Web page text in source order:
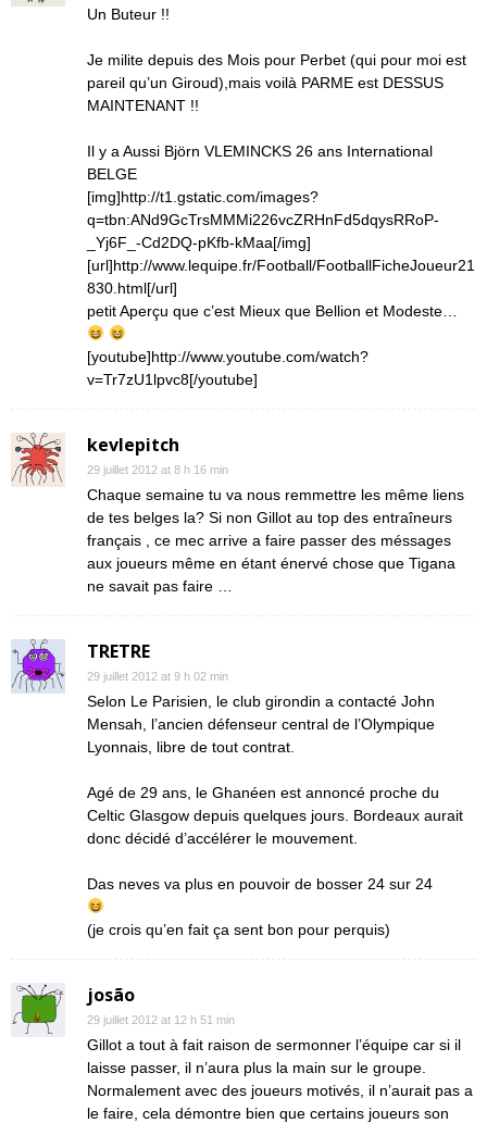
Un Buteur !!
Je milite depuis des Mois pour Perbet (qui pour moi est
pareil qu’un Giroud),mais voilà PARME est DESSUS
MAINTENANT !!
Il y a Aussi Björn VLEMINCKS 26 ans International
BELGE
[img]http://t1.gstatic.com/images?
q=tbn:ANd9GcTrsMMMi226vcZRHnFd5dqysRRoP-
_Yj6F_-Cd2DQ-pKfb-kMaa[/img]
[url]http://www.lequipe.fr/Football/FootballFicheJoueur21
830.html[/url]
petit Aperçu que c’est Mieux que Bellion et Modeste…
[youtube]http://www.youtube.com/watch?
v=Tr7zU1lpvc8[/youtube]
kevlepitch
29 juillet 2012 at 8 h 16 min
Chaque semaine tu va nous remmettre les même liens
de tes belges la? Si non Gillot au top des entraîneurs
français , ce mec arrive a faire passer des méssages
aux joueurs même en étant énervé chose que Tigana
ne savait pas faire …
TRETRE
29 juillet 2012 at 9 h 02 min
Selon Le Parisien, le club girondin a contacté John
Mensah, l’ancien défenseur central de l’Olympique
Lyonnais, libre de tout contrat.
Agé de 29 ans, le Ghanéen est annoncé proche du
Celtic Glasgow depuis quelques jours. Bordeaux aurait
donc décidé d’accélérer le mouvement.
Das neves va plus en pouvoir de bosser 24 sur 24
(je crois qu’en fait ça sent bon pour perquis)
josão
29 juillet 2012 at 12 h 51 min
Gillot a tout à fait raison de sermonner l’équipe car si il
laisse passer, il n’aura plus la main sur le groupe.
Normalement avec des joueurs motivés, il n’aurait pas a
le faire, cela démontre bien que certains joueurs son